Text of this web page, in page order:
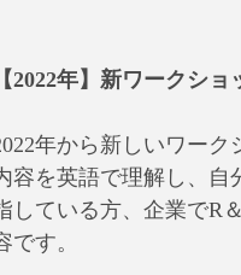
【2022年】新ワークシ
年から新しいワー
容を英語で理解し、自
している方、企業でR
です。